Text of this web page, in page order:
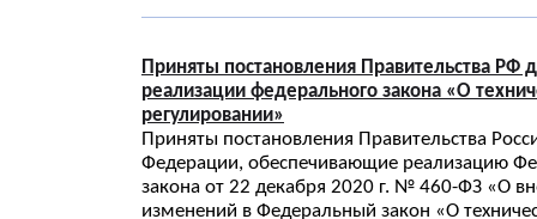
Приняты постановления Правительства РФ
реализации федерального закона «О
регулировании»
Приняты постановления Правительства
Федерации, обеспечивающие реализацию
закона от 22 декабря 2020 г. № 460-ФЗ «О
изменений в Федеральный закон «О